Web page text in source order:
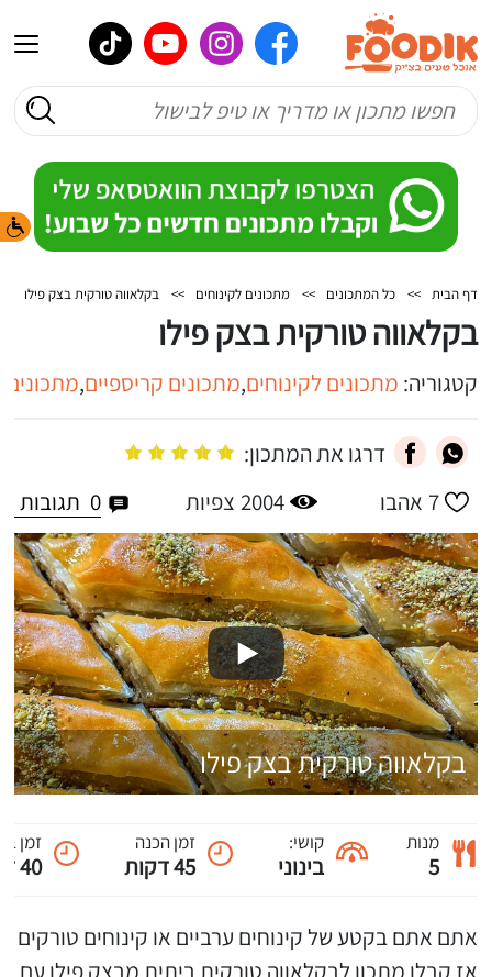
דף הבית >> כל המתכונים >> מתכונים לקינוחים >> בקלאווה טורקית בצק פילו
בקלאווה טורקית בצק פילו
קטגוריה: מתכונים לקינוחים,מתכונים קריספיים,מתכונים
דרגו את המתכון:
7 אהבו 2004 צפיות 0 תגובות
בקלאווה טורקית בצק פילו
מנות
5
קושי:
בינוני
זמן הכנה
45 דקות
זמן
40 דקות
אתם אתם בקטע של קינוחים ערביים או קינוחים טורקים
אז קבלו מתכון לבקלאווה טורקית ביתית מבצק פילו עם